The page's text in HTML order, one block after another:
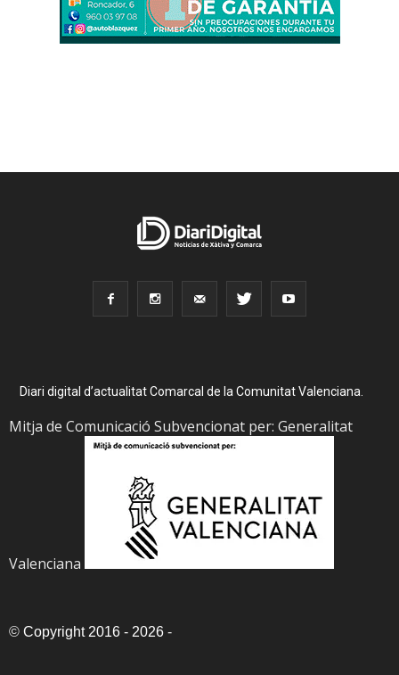
Diari digital d’actualitat Comarcal de la Comunitat Valenciana.
Mitja de Comunicació Subvencionat per: Generalitat
Valenciana
© Copyright 2016 - 2026 -